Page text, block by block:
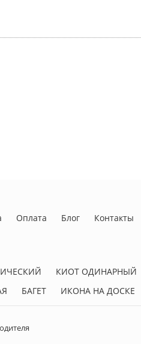
Оплата Блог Контакты
КИОТ ОДИНАРНЫЙ
БАГЕТ ИКОНА НА ДОСКЕ